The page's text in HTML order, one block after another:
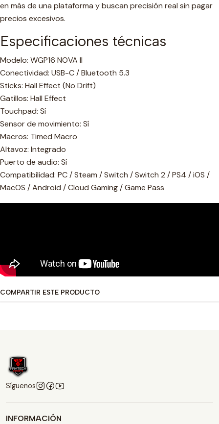
en más de una plataforma y buscan precisión real sin pagar
precios excesivos.
Especificaciones técnicas
Modelo: WGP16 NOVA II
Conectividad: USB-C / Bluetooth 5.3
Sticks: Hall Effect (No Drift)
Gatillos: Hall Effect
Touchpad: Sí
Sensor de movimiento: Sí
Macros: Timed Macro
Altavoz: Integrado
Puerto de audio: Sí
Compatibilidad: PC / Steam / Switch / Switch 2 / PS4 / iOS /
MacOS / Android / Cloud Gaming / Game Pass
COMPARTIR ESTE PRODUCTO
Síguenos
INFORMACIÓN